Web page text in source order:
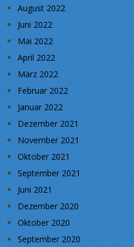
August 2022
Juni 2022
Mai 2022
April 2022
März 2022
Februar 2022
Januar 2022
Dezember 2021
November 2021
Oktober 2021
September 2021
Juni 2021
Dezember 2020
Oktober 2020
September 2020